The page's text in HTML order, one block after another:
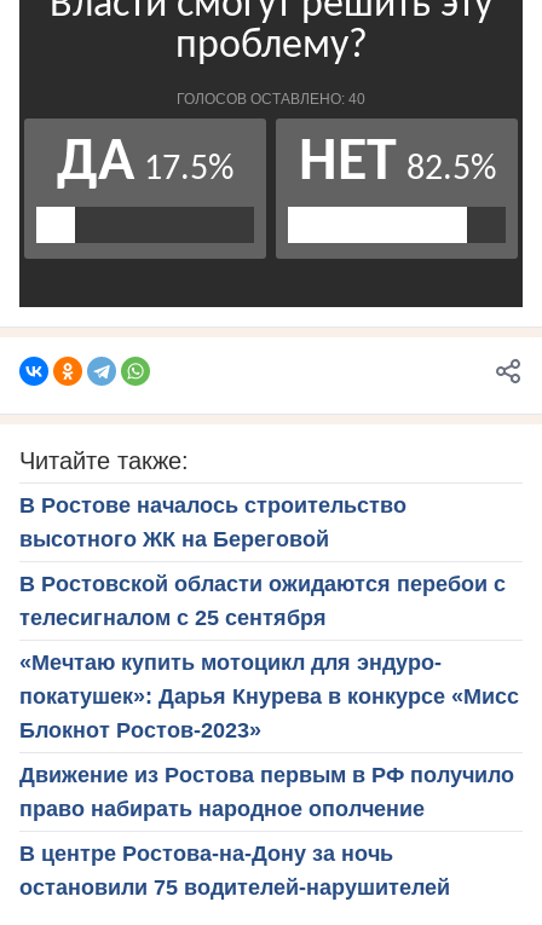
Читайте также:
В Ростове началось строительство
высотного ЖК на Береговой
В Ростовской области ожидаются перебои с
телесигналом с 25 сентября
«Мечтаю купить мотоцикл для эндуро-
покатушек»: Дарья Кнурева в конкурсе «Мисс
Блокнот Ростов-2023»
Движение из Ростова первым в РФ получило
право набирать народное ополчение
В центре Ростова-на-Дону за ночь
остановили 75 водителей-нарушителей